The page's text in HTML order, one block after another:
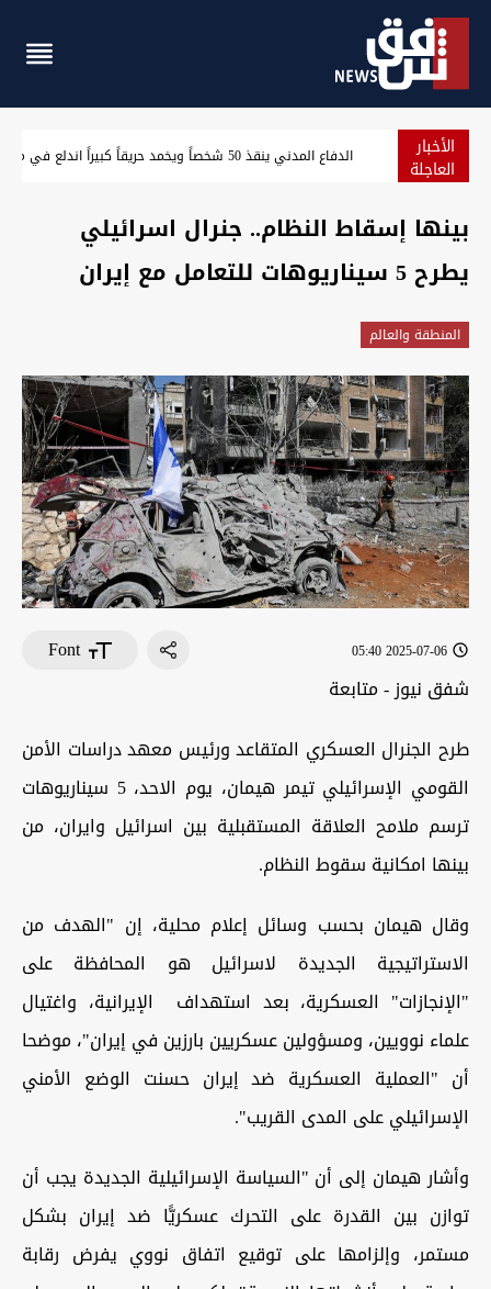
الأخبار
العاجلة الدفاع المدني ينقذ 50 شخصاً ويخمد حريقاً كبيراً اندلع في مطعم بالكرادة (تحديث)
بينها إسقاط النظام.. جنرال اسرائيلي
يطرح 5 سيناريوهات للتعامل مع إيران
المنطقة والعالم
2025-07-06 05:40
Font
شفق نيوز - متابعة
طرح الجنرال العسكري المتقاعد ورئيس معهد دراسات الأمن
القومي الإسرائيلي تيمر هيمان، يوم الاحد، 5 سيناريوهات
ترسم ملامح العلاقة المستقبلية بين اسرائيل وايران، من
بينها امكانية سقوط النظام.
وقال هيمان بحسب وسائل إعلام محلية، إن "الهدف من
الاستراتيجية الجديدة لاسرائيل هو المحافظة على
"الإنجازات" العسكرية، بعد استهداف الإيرانية، واغتيال
علماء نوويين، ومسؤولين عسكريين بارزين في إيران"، موضحا
أن "العملية العسكرية ضد إيران حسنت الوضع الأمني
الإسرائيلي على المدى القريب".
وأشار هيمان إلى أن "السياسة الإسرائيلية الجديدة يجب أن
توازن بين القدرة على التحرك عسكريًّا ضد إيران بشكل
مستمر، وإلزامها على توقيع اتفاق نووي يفرض رقابة